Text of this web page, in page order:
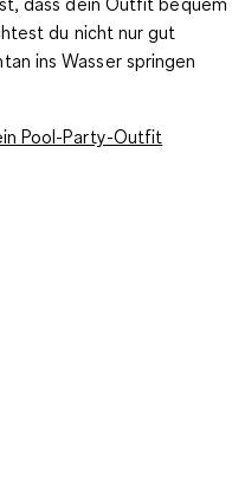
du nicht nur gut
ins Wasser springen
Pool-Party-Outfit